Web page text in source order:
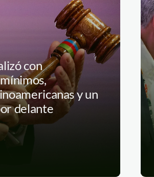
con
y un
delante